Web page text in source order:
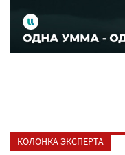
КОЛОНКА ЭКСПЕРТА